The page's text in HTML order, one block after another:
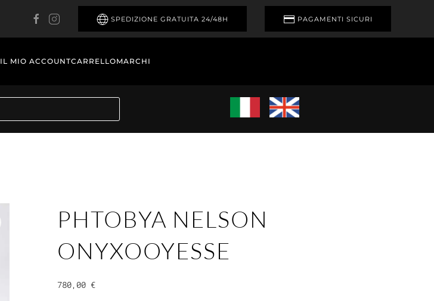
SPEDIZIONE GRATUITA 24/48H PAGAMENTI SICURI
IL MIO ACCOUNTCARRELLOMARCHI
PHTOBYA NELSON
ONYXOOYESSE
780,00 €